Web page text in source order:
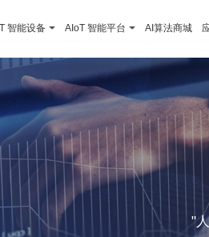
智能设备 AIoT 智能平台 AI算法商城
"